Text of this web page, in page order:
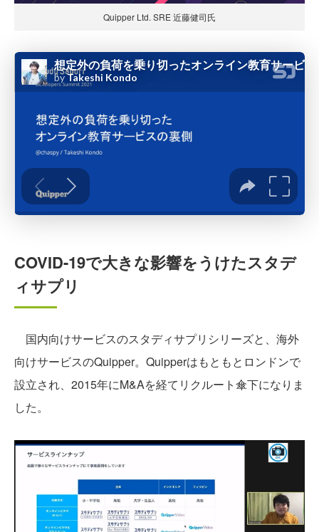
Quipper Ltd. SRE 近藤健司氏
COVID-19で大きな影響をうけたスタデ
ィサプリ
国内向けサービスのスタディサプリシリーズと、海外
向けサービスのQuipper。Quipperはもともとロンドンで
設立され、2015年にM&Aを経てリクルート傘下になりま
した。